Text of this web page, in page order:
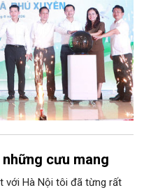
cưu mang
với Hà Nội tôi đã từng rất